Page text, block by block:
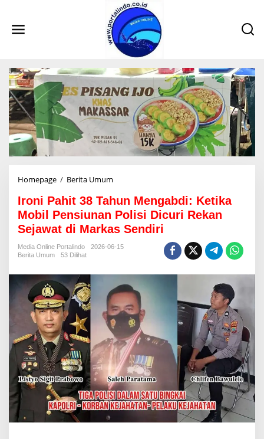
Homepage / Berita Umum
o
n
P
a
t
3
8
T
a
h
u
n
M
e
n
g
a
b
d
Ironi Pahit 38 Tahun Mengabdi: Ketika
Mobil Pensiunan Polisi Dicuri Rekan
Sejawat di Markas Sendiri
Media Online Portalindo
2026-06-15
Berita Umum
53 Dilihat